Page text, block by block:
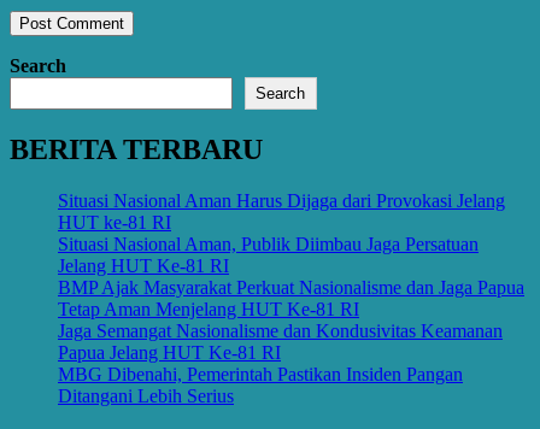
Search
Search
BERITA TERBARU
Situasi Nasional Aman Harus Dijaga dari Provokasi Jelang
HUT ke-81 RI
Situasi Nasional Aman, Publik Diimbau Jaga Persatuan
Jelang HUT Ke-81 RI
BMP Ajak Masyarakat Perkuat Nasionalisme dan Jaga Papua
Tetap Aman Menjelang HUT Ke-81 RI
Jaga Semangat Nasionalisme dan Kondusivitas Keamanan
Papua Jelang HUT Ke-81 RI
MBG Dibenahi, Pemerintah Pastikan Insiden Pangan
Ditangani Lebih Serius